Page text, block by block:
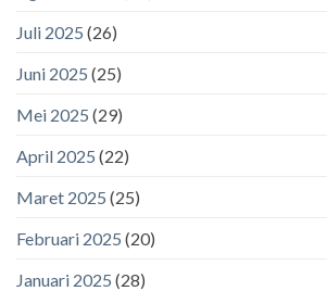
Juli 2025 (26)
Juni 2025 (25)
Mei 2025 (29)
April 2025 (22)
Maret 2025 (25)
Februari 2025 (20)
Januari 2025 (28)